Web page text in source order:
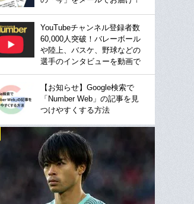
YouTubeチャンネル登録者数
60,000人突破！バレーボール
や陸上、バスケ、野球などの
選手のインタビューを動画で
【お知らせ】Google検索で
「Number Web」の記事を見
つけやすくする方法